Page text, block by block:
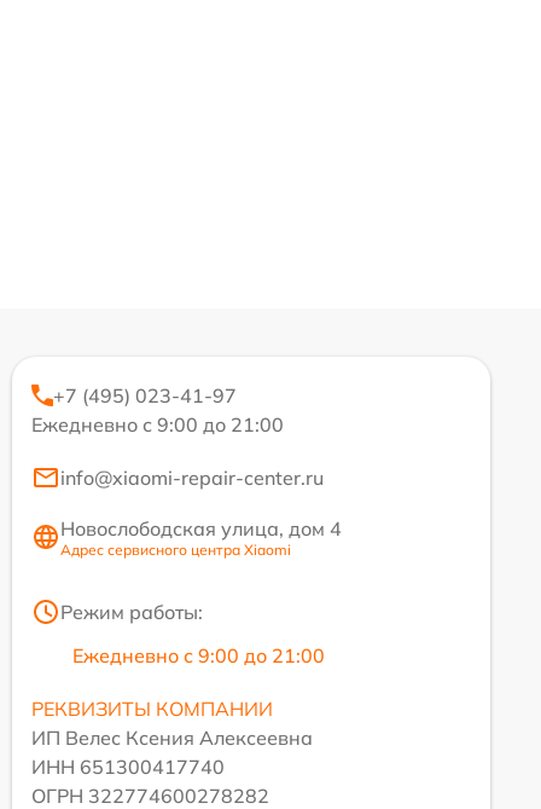
+7 (495) 023-41-97
Ежедневно с 9:00 до 21:00
info@xiaomi-repair-center.ru
Новослободская улица, дом 4
Адрес сервисного центра Xiaomi
Режим работы:
Ежедневно с 9:00 до 21:00
РЕКВИЗИТЫ КОМПАНИИ
ИП Велес Ксения Алексеевна
ИНН 651300417740
ОГРН 322774600278282